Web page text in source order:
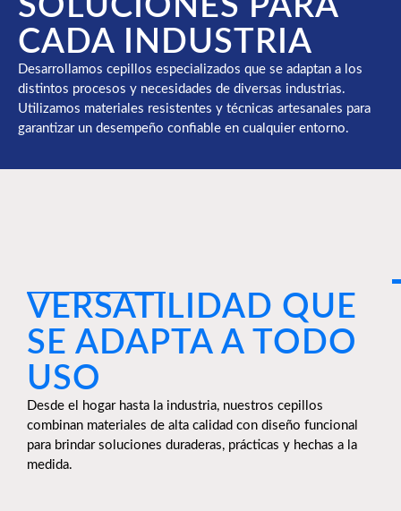
CADA INDUSTRIA
Desarrollamos cepillos especializados que se adaptan a los
distintos procesos y necesidades de diversas industrias.
Utilizamos materiales resistentes y técnicas artesanales para
garantizar un desempeño confiable en cualquier entorno.
VERSATILIDAD QUE
SE ADAPTA A TODO
USO
Desde el hogar hasta la industria, nuestros cepillos
combinan materiales de alta calidad con diseño funcional
para brindar soluciones duraderas, prácticas y hechas a la
medida.